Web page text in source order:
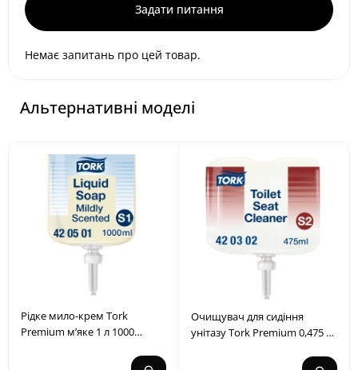
Задати питання
Немає запитань про цей товар.
Альтернативні моделі
Рідке мило-крем Tork
Premium м’яке 1 л 1000
Очищувач для сидіння
унітазу Tork Premium 0,475 л